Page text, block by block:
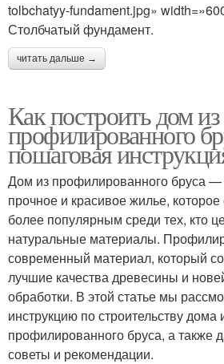
tolbchatyy-fundament.jpg»
Столбчатый фундамент.
читать дальше →
Как построить дом из
профилированного
пошаговая
Дом из профилированного бруса —
прочное и красивое жилье, которое
более популярным среди тех, кто
натуральные материалы.
современный материал, который
лучшие качества древесины и
обработки. В этой статье мы
инструкцию по строительству дома
профилированного бруса, а также
советы и рекомендации.